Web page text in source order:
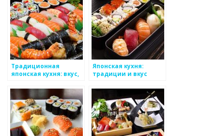
Традиционная
японская кухня: вкус,
Японская кухня:
традиции и вкус